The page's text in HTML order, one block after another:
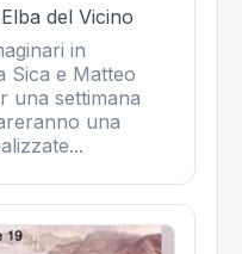
del Vicino
in
Sica e Matteo
una settimana
una